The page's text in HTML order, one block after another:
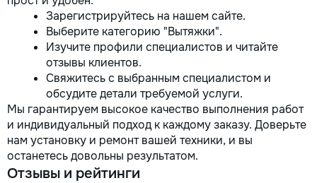
Зарегистрируйтесь на нашем сайте.
Выберите категорию "Вытяжки".
Изучите профили специалистов и читайте
отзывы клиентов.
Свяжитесь с выбранным специалистом и
обсудите детали требуемой услуги.
Мы гарантируем высокое качество выполнения работ
и индивидуальный подход к каждому заказу. Доверьте
нам установку и ремонт вашей техники, и вы
останетесь довольны результатом.
Отзывы и рейтинги